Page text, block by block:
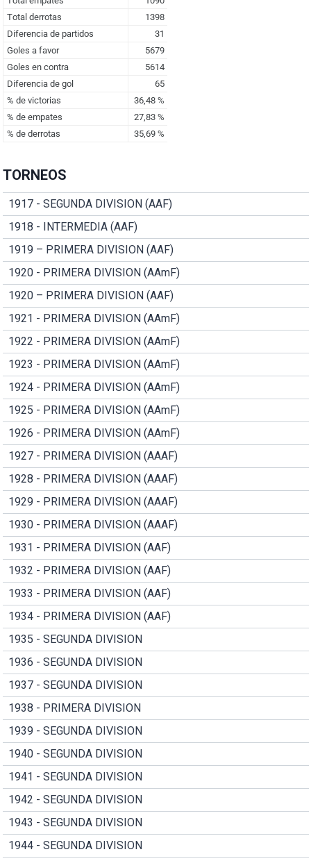
TORNEOS
1917 - SEGUNDA DIVISION (AAF)
1918 - INTERMEDIA (AAF)
1919 – PRIMERA DIVISION (AAF)
1920 - PRIMERA DIVISION (AAmF)
1920 – PRIMERA DIVISION (AAF)
1921 - PRIMERA DIVISION (AAmF)
1922 - PRIMERA DIVISION (AAmF)
1923 - PRIMERA DIVISION (AAmF)
1924 - PRIMERA DIVISION (AAmF)
1925 - PRIMERA DIVISION (AAmF)
1926 - PRIMERA DIVISION (AAmF)
1927 - PRIMERA DIVISION (AAAF)
1928 - PRIMERA DIVISION (AAAF)
1929 - PRIMERA DIVISION (AAAF)
1930 - PRIMERA DIVISION (AAAF)
1931 - PRIMERA DIVISION (AAF)
1932 - PRIMERA DIVISION (AAF)
1933 - PRIMERA DIVISION (AAF)
1934 - PRIMERA DIVISION (AAF)
1935 - SEGUNDA DIVISION
1936 - SEGUNDA DIVISION
1937 - SEGUNDA DIVISION
1938 - PRIMERA DIVISION
1939 - SEGUNDA DIVISION
1940 - SEGUNDA DIVISION
1941 - SEGUNDA DIVISION
1942 - SEGUNDA DIVISION
1943 - SEGUNDA DIVISION
1944 - SEGUNDA DIVISION